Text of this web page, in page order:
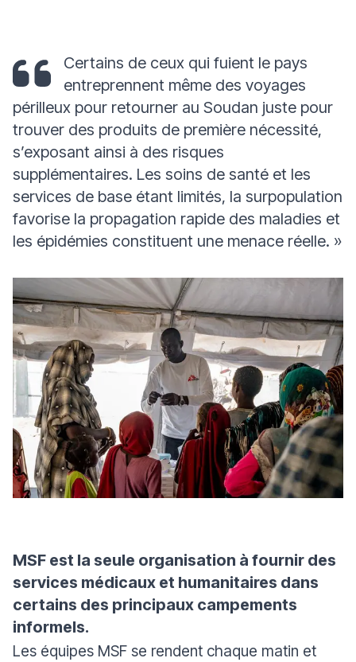
Certains de ceux qui fuient le pays
entreprennent même des voyages
périlleux pour retourner au Soudan juste pour
trouver des produits de première nécessité,
s’exposant ainsi à des risques
supplémentaires. Les soins de santé et les
services de base étant limités, la surpopulation
favorise la propagation rapide des maladies et
les épidémies constituent une menace réelle. »
MSF est la seule organisation à fournir des
services médicaux et humanitaires dans
certains des principaux campements
informels.
Les équipes MSF se rendent chaque matin et